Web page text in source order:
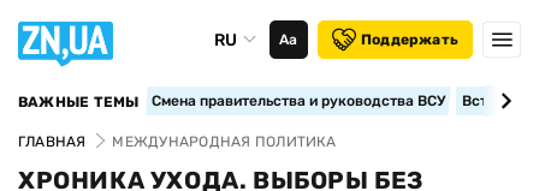
RU Аа Поддержать
ВАЖНЫЕ ТЕМЫ Смена правительства и руководства ВСУ
ГЛАВНАЯ МЕЖДУНАРОДНАЯ ПОЛИТИКА
ХРОНИКА УХОДА. ВЫБОРЫ БЕЗ